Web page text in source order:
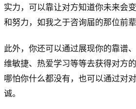
实力，可以靠让对方知道你未来会
和努力，如我之于咨询届的那位前辈
此外，你还可以通过展现你的靠谱
维敏捷、热爱学习等等去获得对方
哪怕你什么都没有，也可以通过对
诚。